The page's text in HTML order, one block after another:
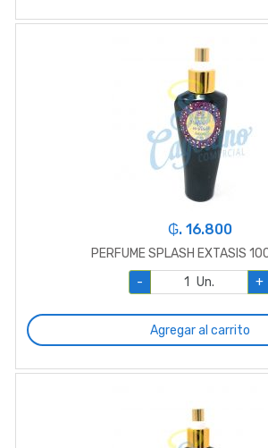
₲. 16.800
PERFUME SPLASH EXTASIS
-
Un. +
Agregar al carrito